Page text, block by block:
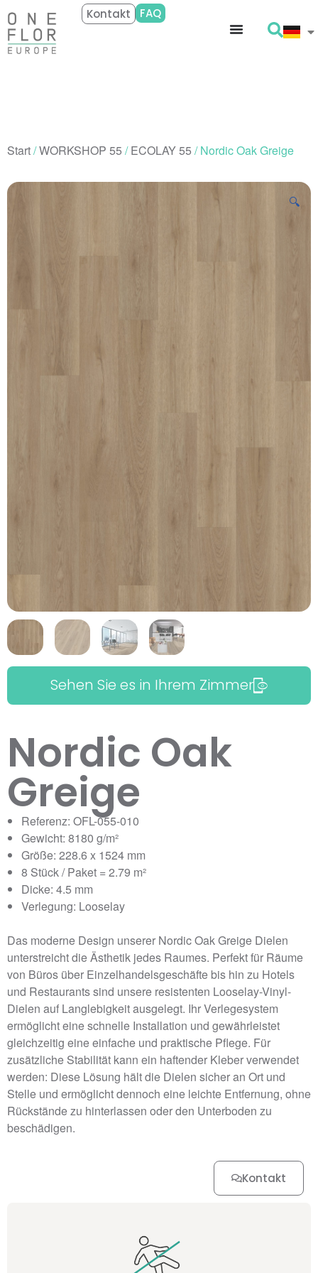
Kontakt FAQ
Start/WORKSHOP 55 /ECOLAY 55 / Nordic Oak Greige
🔍
Sehen Sie es in Ihrem Zimmer
Nordic Oak
Greige
Referenz: OFL-055-010
Gewicht: 8180 g/m²
Größe: 228.6 x 1524 mm
8 Stück / Paket = 2.79 m²
Dicke: 4.5 mm
Verlegung: Looselay
Das moderne Design unserer Nordic Oak Greige Dielen
unterstreicht die Ästhetik jedes Raumes. Perfekt für Räume
von Büros über Einzelhandelsgeschäfte bis hin zu Hotels
und Restaurants sind unsere resistenten Looselay-Vinyl-
Dielen auf Langlebigkeit ausgelegt. Ihr Verlegesystem
ermöglicht eine schnelle Installation und gewährleistet
gleichzeitig eine einfache und praktische Pflege. Für
zusätzliche Stabilität kann ein haftender Kleber verwendet
werden: Diese Lösung hält die Dielen sicher an Ort und
Stelle und ermöglicht dennoch eine leichte Entfernung, ohne
Rückstände zu hinterlassen oder den Unterboden zu
beschädigen.
Kontakt